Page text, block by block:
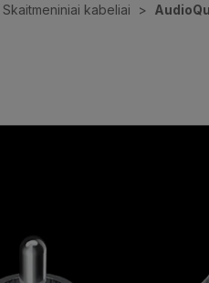
Skaitmeniniai kabeliai